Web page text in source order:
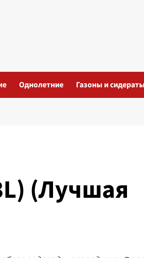
Однолетние Газоны и сидераты
(Лучшая